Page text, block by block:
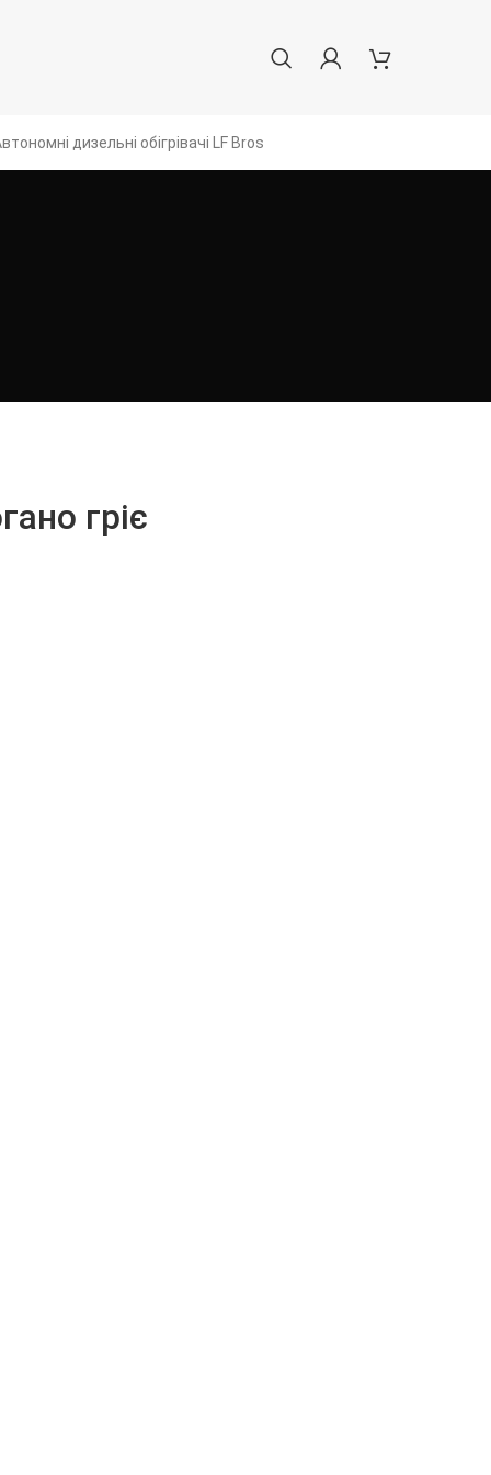
дизельні обігрівачі LF Bros
гріє